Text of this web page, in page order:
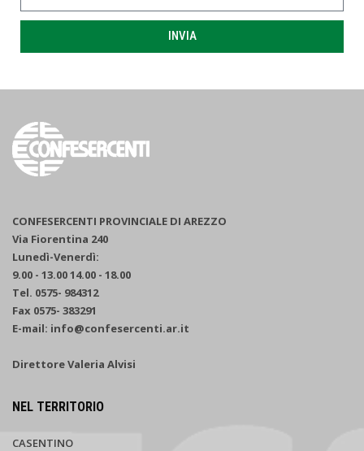
INVIA
CONFESERCENTI PROVINCIALE DI AREZZO
Via Fiorentina 240
Lunedì-Venerdì:
9.00 - 13.00 14.00 - 18.00
Tel. 0575- 984312
Fax 0575- 383291
E-mail: info@confesercenti.ar.it
Direttore Valeria Alvisi
NEL TERRITORIO
CASENTINO